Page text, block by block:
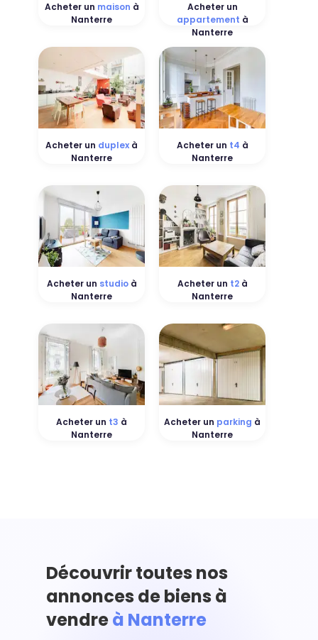
Acheter un maison à
Nanterre
Acheter un
appartement à
Nanterre
Acheter un duplex à
Nanterre
Acheter un t4 à
Nanterre
Acheter un studioà
Nanterre
Acheter un t2à
Nanterre
Acheter un t3 à
Nanterre
Acheter un parking à
Nanterre
Découvrir toutes nos
annonces de biens à
vendreà Nanterre